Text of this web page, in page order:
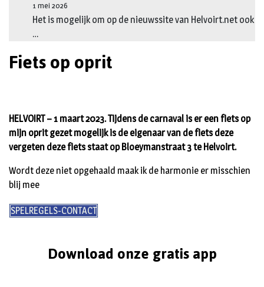
1 mei 2026
Het is mogelijk om op de nieuwssite van Helvoirt.net ook
…
Fiets op oprit
HELVOIRT – 1 maart 2023. Tijdens de carnaval is er een fiets op
mijn oprit gezet mogelijk is de eigenaar van de fiets deze
vergeten deze fiets staat op Bloeymanstraat 3 te Helvoirt.
Wordt deze niet opgehaald maak ik de harmonie er misschien
blij mee
SPELREGELS-CONTACT
Download onze gratis app